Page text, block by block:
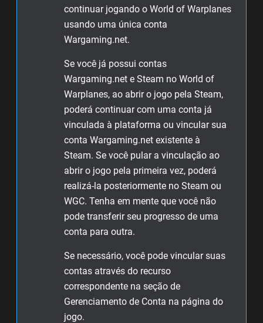
continuar jogando o World of Warplanes
usando uma única conta
Wargaming.net.
Se você já possui contas
Wargaming.net e Steam no World of
Warplanes, ao abrir o jogo pela Steam,
poderá continuar com uma conta já
vinculada à plataforma ou vincular sua
conta Wargaming.net existente à
Steam. Se você pular a vinculação ao
abrir o jogo pela primeira vez, poderá
realizá-la posteriormente no Steam ou
WGC. Tenha em mente que você não
pode transferir seu progresso de uma
conta para outra.
Se necessário, você pode vincular suas
contas através do recurso
correspondente na seção de
Gerenciamento de Conta na página do
jogo.